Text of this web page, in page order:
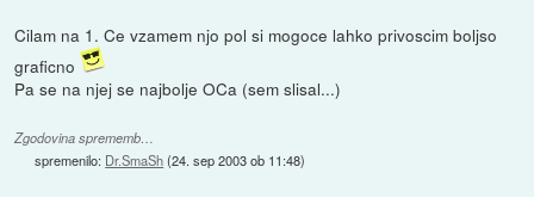
Cilam na 1. Ce vzamem njo pol si mogoce lahko privoscim boljso
graficno
Pa se na njej se najbolje OCa (sem slisal...)
Zgodovina sprememb…
spremenilo: Dr.SmaSh(24. sep 2003 ob 11:48)